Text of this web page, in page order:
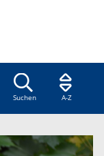
Suchen A-Z